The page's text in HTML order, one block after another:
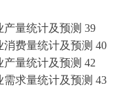
产量统计及预测 39
消费量统计及预测 40
产量统计及预测 42
需求量统计及预测 43